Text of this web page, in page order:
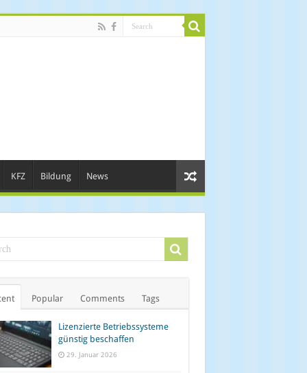
KFZ Bildung News
Popular Comments Tags
Lizenzierte Betriebssysteme
günstig beschaffen
29. Januar 2026